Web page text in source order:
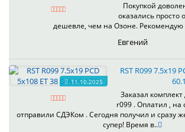
Покупкой
оказались просто
дешевле, чем на Озоне. Рекомендую
Евгений
11.10.2025
RST R099 7.5x19
Заказал
r099 . Оплатил ,
отправили СДЭКом . Сегодня получил и сразу
супер! Время в..